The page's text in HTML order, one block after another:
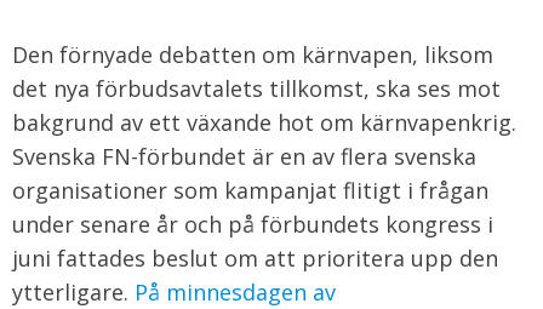
Den förnyade debatten om kärnvapen, liksom
det nya förbudsavtalets tillkomst, ska ses mot
bakgrund av ett växande hot om kärnvapenkrig.
Svenska FN-förbundet är en av flera svenska
organisationer som kampanjat flitigt i frågan
under senare år och på förbundets kongress i
juni fattades beslut om att prioritera upp den
ytterligare. På minnesdagen av